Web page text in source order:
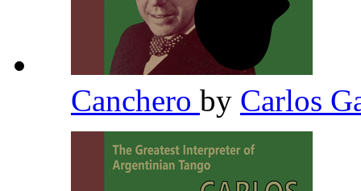
Canchero by Carlos